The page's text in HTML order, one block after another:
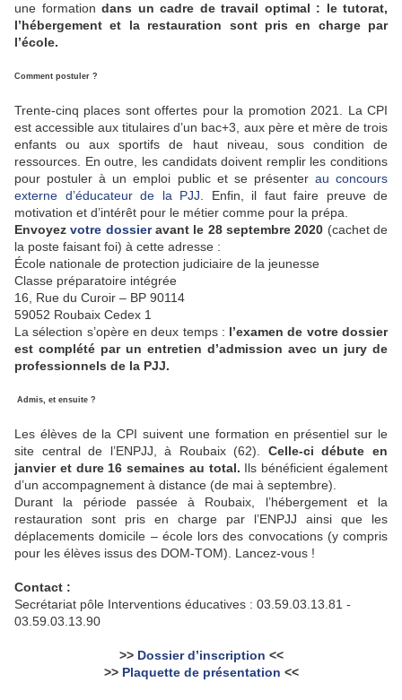
une formation dans un cadre de travail optimal : le tutorat,
l’hébergement et la restauration sont pris en charge par
l’école.
Comment postuler ?
Trente-cinq places sont offertes pour la promotion 2021. La CPI
est accessible aux titulaires d’un bac+3, aux père et mère de trois
enfants ou aux sportifs de haut niveau, sous condition de
ressources. En outre, les candidats doivent remplir les conditions
pour postuler à un emploi public et se présenter au concours
externe d’éducateur de la PJJ . Enfin, il faut faire preuve de
motivation et d’intérêt pour le métier comme pour la prépa.
Envoyezvotre dossieravant le 28 septembre 2020 (cachet de
la poste faisant foi) à cette adresse :
École nationale de protection judiciaire de la jeunesse
Classe préparatoire intégrée
16, Rue du Curoir – BP 90114
59052 Roubaix Cedex 1
La sélection s’opère en deux temps : l’examen de votre dossier
est complété par un entretien d’admission avec un jury de
professionnels de la PJJ.
Admis, et ensuite ?
Les élèves de la CPI suivent une formation en présentiel sur le
site central de l’ENPJJ, à Roubaix (62). Celle-ci débute en
janvier et dure 16 semaines au total. Ils bénéficient également
d’un accompagnement à distance (de mai à septembre).
Durant la période passée à Roubaix, l’hébergement et la
restauration sont pris en charge par l’ENPJJ ainsi que les
déplacements domicile – école lors des convocations (y compris
pour les élèves issus des DOM-TOM). Lancez-vous !
Contact :
Secrétariat pôle Interventions éducatives : 03.59.03.13.81 -
03.59.03.13.90
>> Dossier d’inscription <<
>> Plaquette de présentation <<